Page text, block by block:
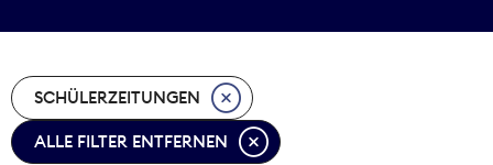
Nachhaltigkeit
Nachwuchs
SCHÜLERZEITUNGEN
ALLE FILTER ENTFERNEN